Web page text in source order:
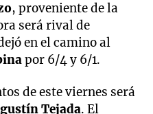
, proveniente de la
será rival de
en el camino al
por 6/4 y 6/1.
de este viernes será
Tejada. El